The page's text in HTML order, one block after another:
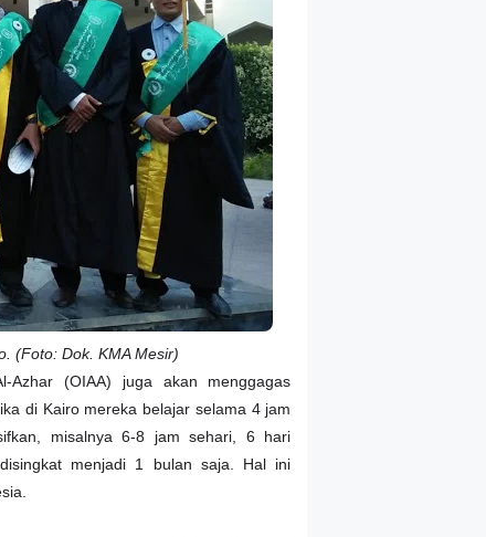
(Foto: Dok. KMA Mesir)
Azhar (OIAA) juga akan menggagas
di Kairo mereka belajar selama 4 jam
misalnya 6-8 jam sehari, 6 hari
menjadi 1 bulan saja. Hal ini